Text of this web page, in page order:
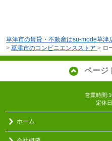
草津市の賃貸・不動産はsu-mode草津
> 草津市のコンビニエンスストア > ロ
ページ
営業時間
定休
ホーム